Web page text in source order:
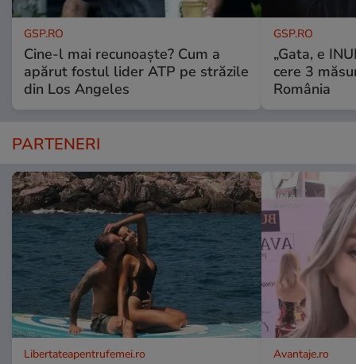
GSP.RO
Cine-l mai recunoaște? Cum a
apărut fostul lider ATP pe străzile
din Los Angeles
GSP.RO
„Gata, e
cere 3
România
PARTENERI
Libertateapentrufemei.ro Avantaje.ro